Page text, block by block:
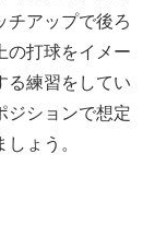
チアップで後ろ
の打球をイメー
る練習をしてい
ジションで想定
ょう。